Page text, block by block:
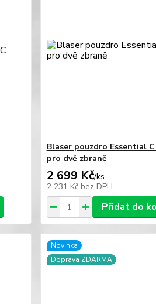
Blaser pouzdro Essential
pro dvě zbraně
2 699 Kč/ks
2 231 Kč bez DPH
Přidat do
Novinka
Doprava ZDARMA